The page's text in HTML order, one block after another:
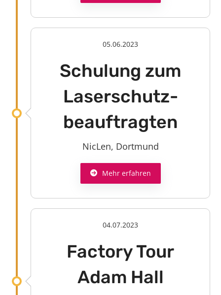
05.06.2023
Schulung zum
Laserschutz­
beauftragten
NicLen, Dortmund
Mehr erfahren
04.07.2023
Factory Tour
Adam Hall